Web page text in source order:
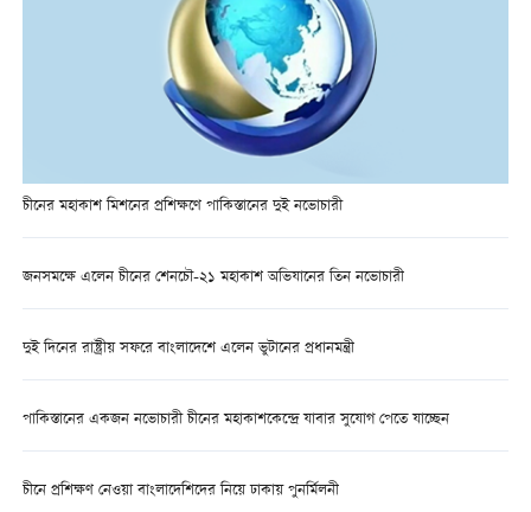
চীনের মহাকাশ মিশনের প্রশিক্ষণে পাকিস্তানের দুই নভোচারী
জনসমক্ষে এলেন চীনের শেনচৌ-২১ মহাকাশ অভিযানের তিন নভোচারী
দুই দিনের রাষ্ট্রীয় সফরে বাংলাদেশে এলেন ভুটানের প্রধানমন্ত্রী
পাকিস্তানের একজন নভোচারী চীনের মহাকাশকেন্দ্রে যাবার সুযোগ পেতে যাচ্ছেন
চীনে প্রশিক্ষণ নেওয়া বাংলাদেশিদের নিয়ে ঢাকায় পুনর্মিলনী